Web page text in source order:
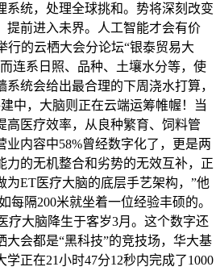
系统，处理全球挑和。势将深刻改变
提前进入未界。人工智能才会有价
行的云栖大会分论坛“银泰贸易大
连系日照、品种、土壤水分等，使
统会给出最合理的下周浇水打算，
中，大脑则正在云端运筹帷幄！当
高医疗效率，从良种繁育、饲料管
业内容中58%曾经数字化了，更是两
力的无机整合和劣势的无效互补，正
为ET医疗大脑的底层手艺架构，”他
每隔200米就坐着一位经验丰硕的。
疗大脑降生于客岁3月。这个数字还
大会都是“黑科技”的竞技场，华大基
学正在21小时47分12秒内完成了1000